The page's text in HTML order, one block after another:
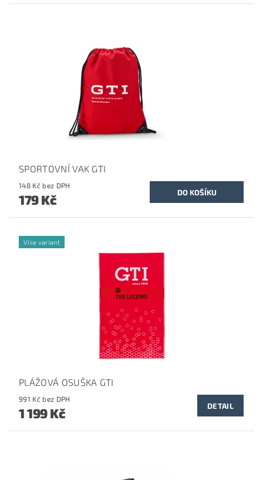
SPORTOVNÍ VAK GTI
148 Kč bez DPH
179 Kč
Více variant
PLÁŽOVÁ OSUŠKA GTI
991 Kč bez DPH
1 199 Kč DETAIL